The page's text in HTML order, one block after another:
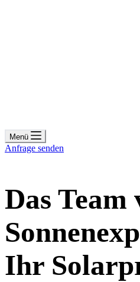
Menü
Anfrage senden
Das Team
Ihr